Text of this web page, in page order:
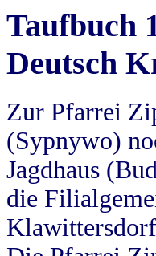
Taufbuch
Deutsch
Zur Pfarrei
(Sypnywo)
Jagdhaus
die